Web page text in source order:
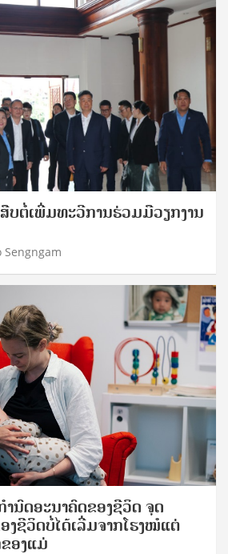
ບຕໍ່ເພີ່ມທະວີການຮ່ວມມືວຽກງານ
Sengngam
ນົດອະນາຄົດຂອງຊີວິດ ຈຸດ
ຊີວິດບໍ່ໄດ້ເລີ່ມຈາກໂຮງໝໍແຕ່
ອງແມ່